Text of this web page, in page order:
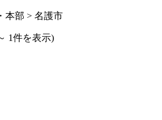
本部 > 名護市
1件を表示)